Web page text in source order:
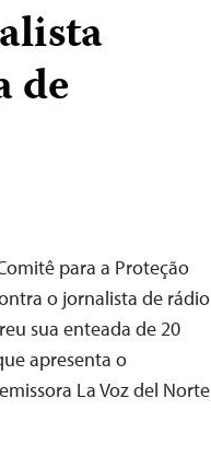
de
para a Proteção
o jornalista de rádio
sua enteada de 20
apresenta o
La Voz del Norte